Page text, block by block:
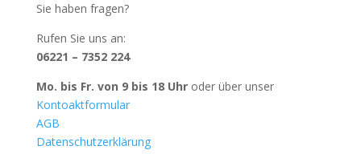
Sie haben fragen?
Rufen Sie uns an:
06221 – 7352 224
Mo. bis Fr. von 9 bis 18 Uhroder über unser
Kontoaktformular
AGB
Datenschutzerklärung